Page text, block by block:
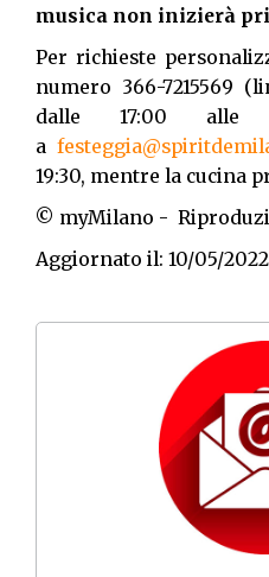
musica non inizierà
Per richieste
numero 366-7215569
dalle 17:00 alle
a
19:30, mentre la cucina
© myMilano -
Aggiornato il: 10/05/